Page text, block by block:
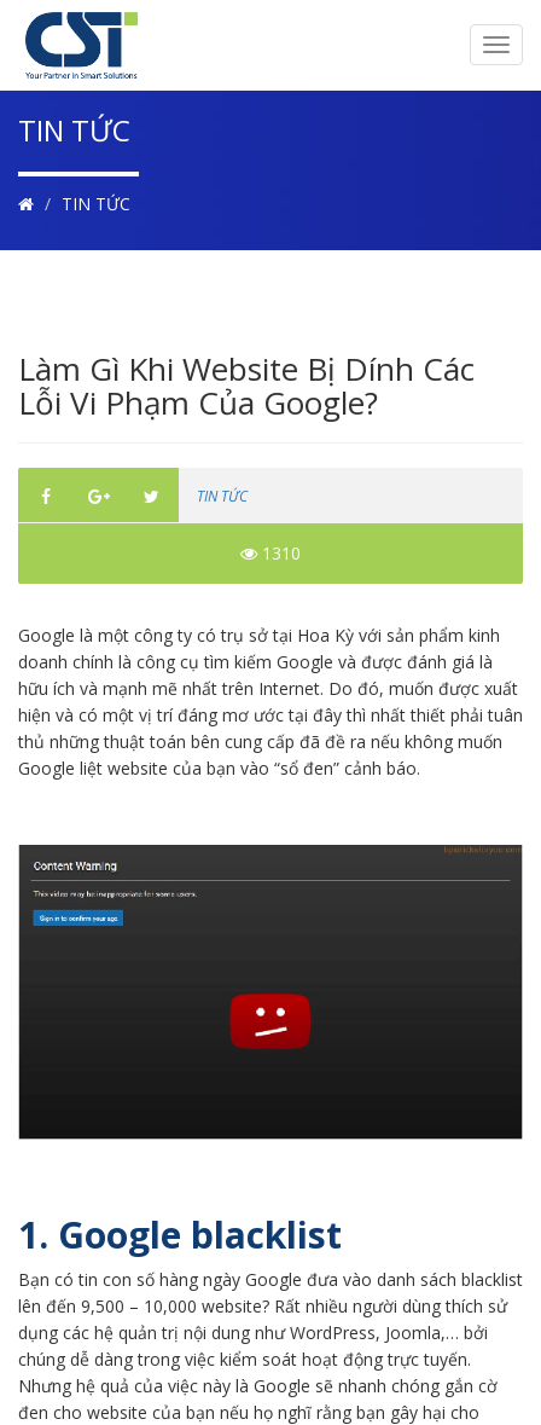
TIN TỨC
TIN TỨC
Làm Gì Khi Website Bị Dính Các
Lỗi Vi Phạm Của Google?
TIN TỨC
1310
Google là một công ty có trụ sở tại Hoa Kỳ với sản phẩm kinh
doanh chính là công cụ tìm kiếm Google và được đánh giá là
hữu ích và mạnh mẽ nhất trên Internet. Do đó, muốn được xuất
hiện và có một vị trí đáng mơ ước tại đây thì nhất thiết phải tuân
thủ những thuật toán bên cung cấp đã đề ra nếu không muốn
Google liệt website của bạn vào “sổ đen” cảnh báo.
1. Google blacklist
Bạn có tin con số hàng ngày Google đưa vào danh sách blacklist
lên đến 9,500 – 10,000 website? Rất nhiều người dùng thích sử
dụng các hệ quản trị nội dung như WordPress, Joomla,… bởi
chúng dễ dàng trong việc kiểm soát hoạt động trực tuyến.
Nhưng hệ quả của việc này là Google sẽ nhanh chóng gắn cờ
đen cho website của bạn nếu họ nghĩ rằng bạn gây hại cho